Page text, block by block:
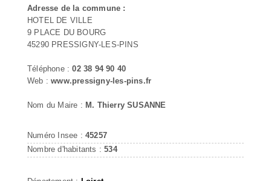
Adresse de la commune :
HOTEL DE VILLE
9 PLACE DU BOURG
45290 PRESSIGNY-LES-PINS
Téléphone :02 38 94 90 40
Web :www.pressigny-les-pins.fr
Nom du Maire : M. Thierry SUSANNE
Numéro Insee : 45257
Nombre d'habitants :534